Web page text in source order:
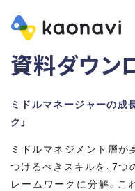
資料ダウン
ミドルマネージャーの成
ク」
ミドルマネジメント層が
つけるべきスキルを、7つ
レームワークに分解。こ